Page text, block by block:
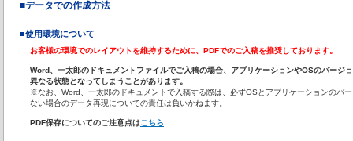
■データでの作成方法
■使用環境について
お客様の環境でのレイアウトを維持するために、PDFでのご入稿を推奨しております。
Word、一太郎のドキュメントファイルでご入稿の場合、アプリケーションやOSのバージ
異なる状態となってしまうことがあります。
※なお、Word、一太郎のドキュメントで入稿する際は、必ずOSとアプリケーションのバ
ない場合のデータ再現についての責任は負いかねます。
PDF保存についてのご注意点はこちら